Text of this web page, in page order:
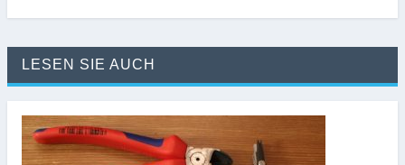
LESEN SIE AUCH